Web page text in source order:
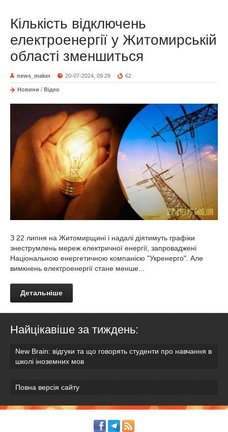
Кількість відключень
електроенергії у Житомирській
області зменшиться
news_maker 20-07-2024, 09:29 62
Новини / Відео
З 22 липня на Житомирщині і надалі діятимуть графіки
знеструмлень мереж електричної енергії, запроваджені
Національною енергетичною компанією "Укренерго". Але
вимкнень електроенергії стане менше...
Детальніше
Найцікавіше за тиждень:
New Brain: відгуки та що говорять студенти про навчання в
школі іноземних мов
Повна версія сайту